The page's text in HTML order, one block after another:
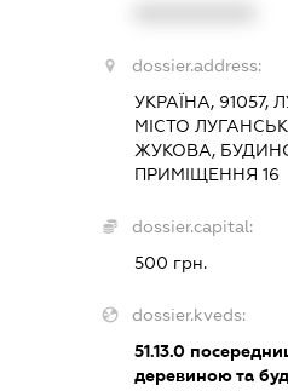
dossier.address:
УКРАЇНА, 91057,
МІСТО
ЖУКОВА,
ПРИМІЩЕННЯ 16
dossier.capital:
500 грн.
dossier.kveds:
51.13.0
деревиною та